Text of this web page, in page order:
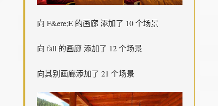
向 F&ere;E 的画廊 添加了 10 个场景
向 fall 的画廊 添加了 12 个场景
向其别画廊添加了 21 个场景